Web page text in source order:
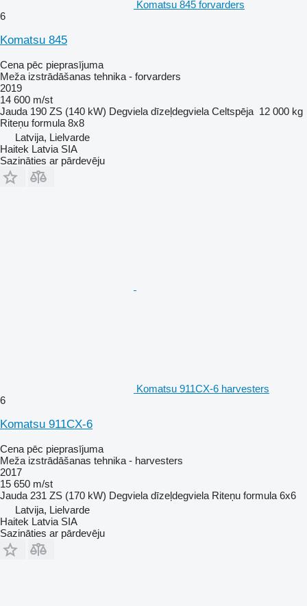
Komatsu 845 forvarders
6
Komatsu 845
Cena pēc pieprasījuma
Meža izstrādāšanas tehnika - forvarders
2019
14 600 m/st
Jauda 190 ZS (140 kW) Degviela dīzeļdegviela Celtspēja 12 000 kg
Riteņu formula 8x8
Latvija, Lielvarde
Haitek Latvia SIA
Sazināties ar pārdevēju
Komatsu 911CX-6 harvesters
6
Komatsu 911CX-6
Cena pēc pieprasījuma
Meža izstrādāšanas tehnika - harvesters
2017
15 650 m/st
Jauda 231 ZS (170 kW) Degviela dīzeļdegviela Riteņu formula 6x6
Latvija, Lielvarde
Haitek Latvia SIA
Sazināties ar pārdevēju